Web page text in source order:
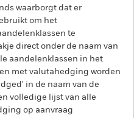
waarborgt dat er
om het
te
direct onder de naam van
aandelenklassen in het
met valutahedging worden
in de naam van de
volledige lijst van alle
op aanvraag